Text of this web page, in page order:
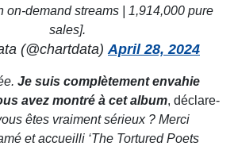
on-demand streams | 1,914,000 pure
sales].
(@chartdata)April 28, 2024
Je suis complètement envahie
avez montré à cet album, déclare-
êtes vraiment sérieux ? Merci
et accueilli ‘The Tortured Poets